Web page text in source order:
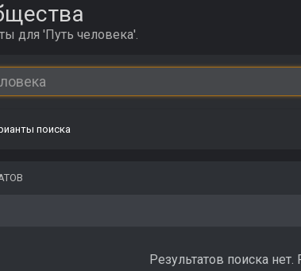
для 'Путь человека'.
поиска
Результатов поиска